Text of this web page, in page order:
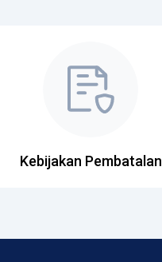
Kebijakan Pembatalan